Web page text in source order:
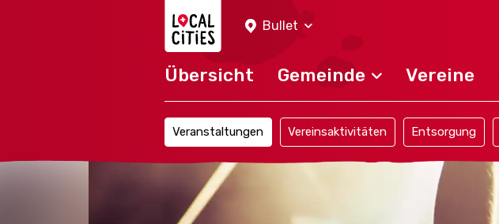
Bullet
Übersicht Gemeinde Vereine
Veranstaltungen Vereinsaktivitäten Entsorgung